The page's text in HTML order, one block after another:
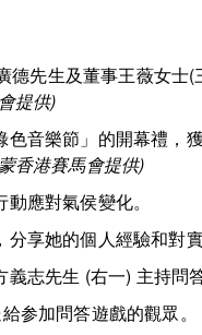
先生及董事王薇女
提供)
音樂節」的開幕禮，
香港賽馬會提供)
應對氣侯變化。
享她的個人經驗和對實
志先生 (右一) 主持問
参加問答遊戲的觀眾。